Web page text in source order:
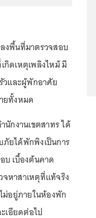
งพื้นที่มาตรวจสอบ
ดเหตุเพลิงไหม้ มี
วและผู้พักอาศัย
ยทั้งหมด
กงานเขตสาทร ได้
ยได้พักพิงเป็นการ
บ เบื้องต้นคาด
หาสาเหตุที่แท้จริง
ม่อยู่ภายในห้องพัก
เอียดต่อไป